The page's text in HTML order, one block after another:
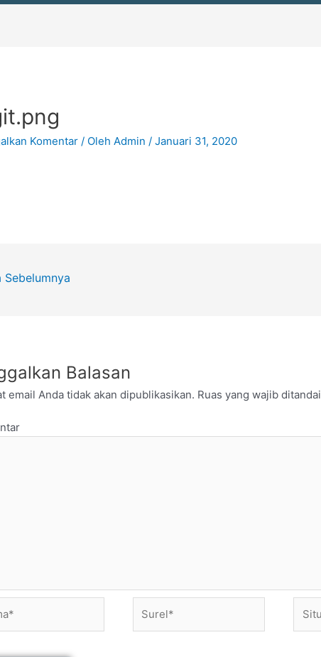
Komentar / OlehAdmin/Januari 31, 2020
Sebelumnya
Balasan
email Anda tidak akan dipublikasikan. Ruas yang wajib ditandai
web